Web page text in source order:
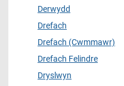
Derwydd
Drefach
Drefach (Cwmmawr)
Drefach Felindre
Dryslwyn